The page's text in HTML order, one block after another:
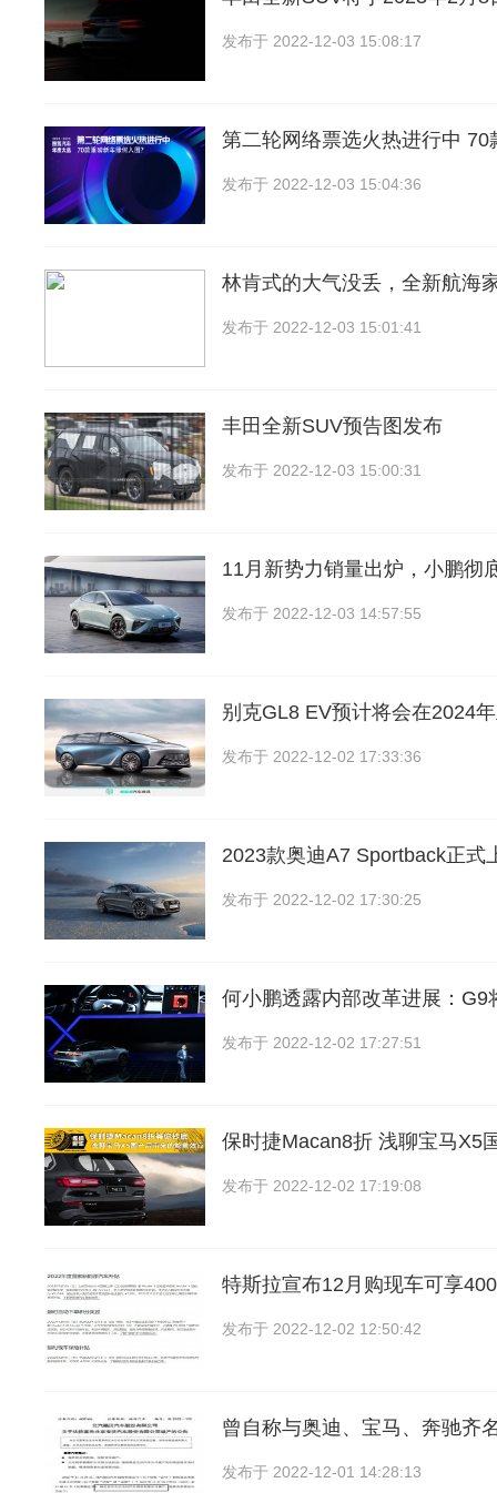
发布于 2022-12-03 15:08:17
第二轮网络票选火热进行中 70
发布于 2022-12-03 15:04:36
林肯式的大气没丢，全新航海
发布于 2022-12-03 15:01:41
丰田全新SUV预告图发布
发布于 2022-12-03 15:00:31
11月新势力销量出炉，小鹏彻
发布于 2022-12-03 14:57:55
别克GL8 EV预计将会在2024
发布于 2022-12-02 17:33:36
2023款奥迪A7 Sportback正式
发布于 2022-12-02 17:30:25
何小鹏透露内部改革进展：G9
发布于 2022-12-02 17:27:51
保时捷Macan8折 浅聊宝马X5
发布于 2022-12-02 17:19:08
特斯拉宣布12月购现车可享
发布于 2022-12-02 12:50:42
曾自称与奥迪、宝马、奔驰齐
发布于 2022-12-01 14:28:13